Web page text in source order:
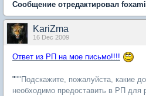
Сообщение отредактировал
KariZma
16 Dec 2009
Ответ из РП на мое письмо!!!!
"""Подскажите, пожалуйста, какие
необходимо предоставить в РП для